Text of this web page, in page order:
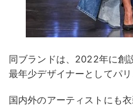
同ブランドは、2022年に創
最年少デザイナーとしてパリ
国内外のアーティストにも